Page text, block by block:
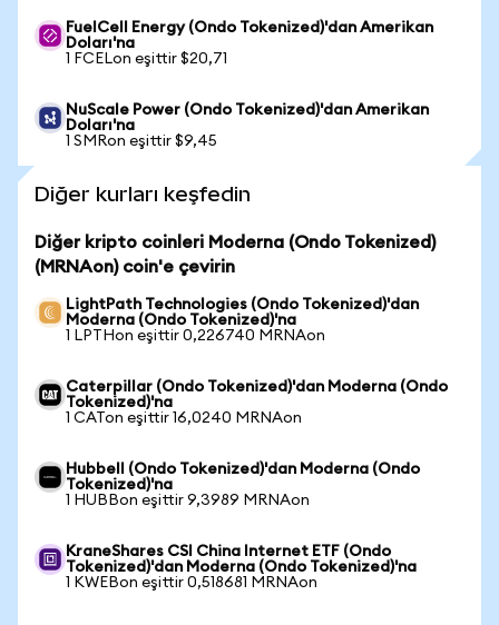
FuelCell Energy (Ondo Tokenized)'dan Amerikan
Doları'na
1 FCELon eşittir $20,71
NuScale Power (Ondo Tokenized)'dan Amerikan
Doları'na
1 SMRon eşittir $9,45
Diğer kurları keşfedin
Diğer kripto coinleri Moderna (Ondo Tokenized)
(MRNAon) coin'e çevirin
LightPath Technologies (Ondo Tokenized)'dan
Moderna (Ondo Tokenized)'na
1 LPTHon eşittir 0,226740 MRNAon
Caterpillar (Ondo Tokenized)'dan Moderna (Ondo
Tokenized)'na
1 CATon eşittir 16,0240 MRNAon
Hubbell (Ondo Tokenized)'dan Moderna (Ondo
Tokenized)'na
1 HUBBon eşittir 9,3989 MRNAon
KraneShares CSI China Internet ETF (Ondo
Tokenized)'dan Moderna (Ondo Tokenized)'na
1 KWEBon eşittir 0,518681 MRNAon